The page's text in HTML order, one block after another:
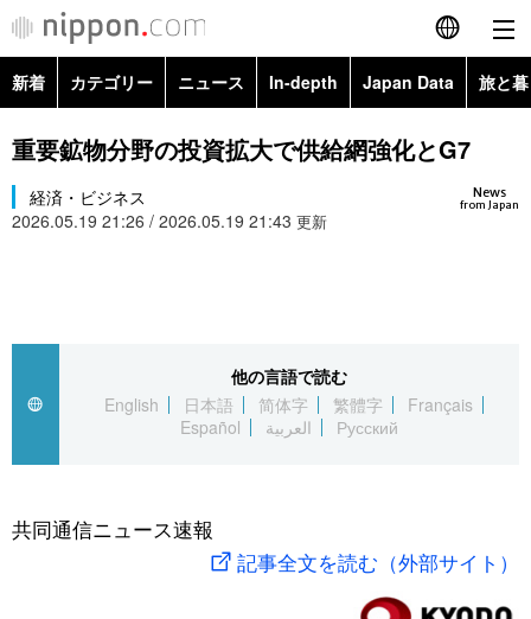
English
简体字
カテゴリー
新着 カテゴリー ニュース In-depth Japan Data 旅と
政治・外交
経済・ビジネス
Topics
Images
重要鉱物分野の投資拡大で供給網強化とG7
News
from Japan
経済・ビジネス
2026.05.19 21:26 / 2026.05.19 21:43 更新
他の言語で読む
English
日本語 简体字 繁體字
Français
Español
العربية Русский
共同通信ニュース速報
記事全文を読む（外部サイト）